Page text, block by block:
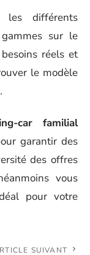
différents
sur le
réels et
le modèle
car familial
garantir des
des offres
vous
pour votre
SUIVANT